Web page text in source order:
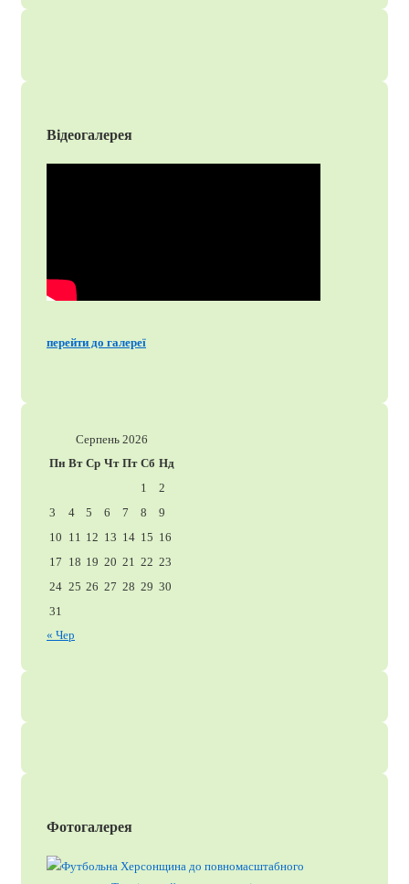
Відеогалерея
перейти до галереї
Серпень 2026
Пн Вт Ср Чт Пт Сб Нд
1
2
3
4 5 6 7 8
9
10 11 12 13 14 15 16
17 18 19 20 21 22 23
24 25 26 27 28 29 30
31
« Чер
Фотогалерея